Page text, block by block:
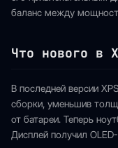
баланс между
Что нового в
В последней версии
сборки, уменьшив
от батареи. Теперь
Дисплей получил